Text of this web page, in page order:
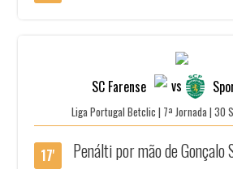
SC Farense vs
Liga Portugal Betclic | 7ª Jornada | 30
17' Penálti por mão de Gonçalo